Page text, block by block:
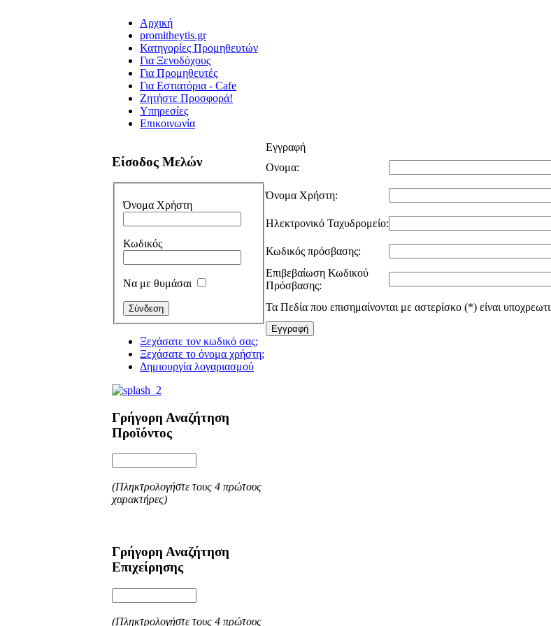
Αρχική
promitheytis.gr
Κατηγορίες Προμηθευτών
Για Ξενοδόχους
Για Προμηθευτές
Για Εστιατόρια - Cafe
Ζητήστε Προσφορά!
Υπηρεσίες
Επικοινωνία
Είσοδος Μελών
Όνομα Χρήστη
Κωδικός
Να με θυμάσαι
Ξεχάσατε τον κωδικό σας;
Ξεχάσατε το όνομα χρήστη;
Δημιουργία λογαριασμού
Γρήγορη Αναζήτηση
Προϊόντος
(Πληκτρολογήστε τους 4 πρώτους
χαρακτήρες)
Γρήγορη Αναζήτηση
Επιχείρησης
(Πληκτρολογήστε τους 4 πρώτους
Εγγραφή
Ονομα:
Όνομα Χρήστη:
Ηλεκτρονικό Ταχυδρομείο:
Κωδικός πρόσβασης:
Επιβεβαίωση Κωδικού
Πρόσβασης:
Τα Πεδία που επισημαίνονται με αστερίσκο (*) είναι
Εγγραφή